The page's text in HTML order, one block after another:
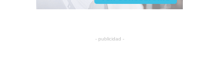
- publicidad -